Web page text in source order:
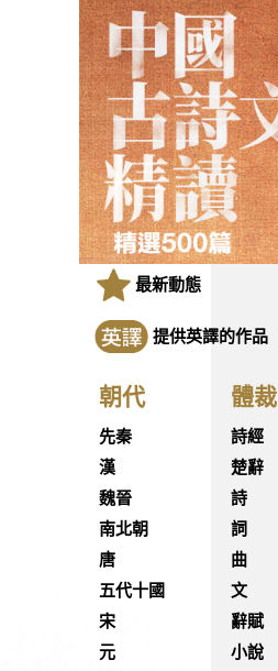
最新動態
提供英譯的作品
朝代
先秦
漢
魏晉
南北朝
唐
五代十國
宋
元
體裁
詩經
楚辭
詩
詞
曲
文
辭賦
小說